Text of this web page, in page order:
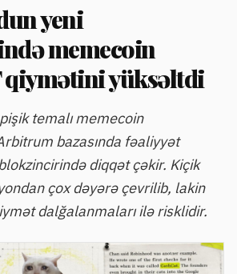
yeni
memecoin
qiymətini yüksəltdi
pişik temalı memecoin
bazasında fəaliyyət
diqqət çəkir. Kiçik
çox dəyərə çevrilib, lakin
dalğalanmaları ilə risklidir.